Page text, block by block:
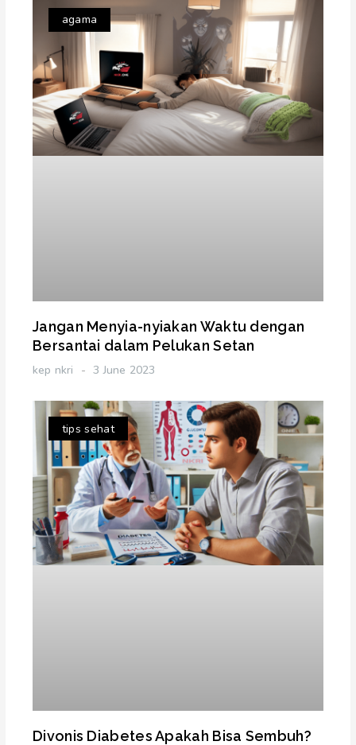
agama
Jangan Menyia-nyiakan Waktu dengan
Bersantai dalam Pelukan Setan
kep nkri 3 June 2023
tips sehat
Divonis Diabetes Apakah Bisa Sembuh?